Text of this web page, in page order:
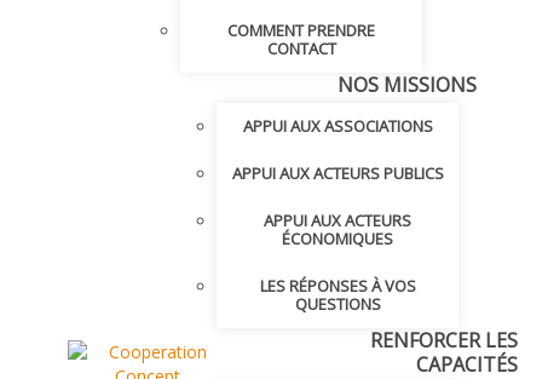
COMMENT PRENDRE
CONTACT
NOS MISSIONS
APPUI AUX ASSOCIATIONS
APPUI AUX ACTEURS PUBLICS
APPUI AUX ACTEURS
ÉCONOMIQUES
LES RÉPONSES À VOS
QUESTIONS
RENFORCER LES
CAPACITÉS